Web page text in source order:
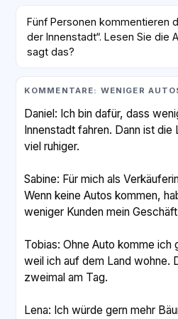
Fünf Personen kommentieren
der Innenstadt“. Lesen Sie die
sagt das?
KOMMENTARE: WENIGER
Daniel: Ich bin dafür, dass
Innenstadt fahren. Dann ist
viel ruhiger.
Sabine: Für mich als
Wenn keine Autos kommen,
weniger Kunden mein
Tobias: Ohne Auto komme ich
weil ich auf dem Land wohne.
zweimal am Tag.
Lena: Ich würde gern mehr